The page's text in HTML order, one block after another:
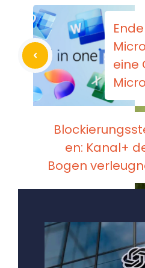
eine
en: Kanal+
Bogen